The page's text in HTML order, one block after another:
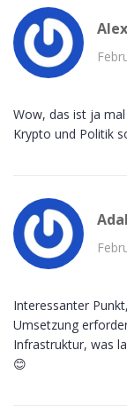
Wow, das ist ja
Krypto und Politik
Interessanter
Umsetzung
Infrastruktur, was
😊